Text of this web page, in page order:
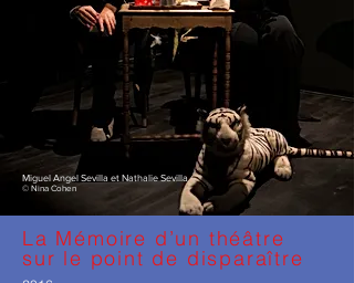
Miguel Angel Sevilla et Nathalie Sevilla
© Nina Cohen
La Mémoire d’un théâtre
sur le point de disparaître